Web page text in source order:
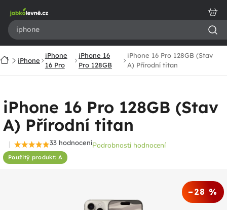
obsah
DomůiPhone
iPhone
16 Pro
iPhone 16
Pro 128GB
iPhone 16 Pro 128GB (Stav
A) Přírodní titan
iPhone 16 Pro 128GB (Stav
A) Přírodní titan
Použitý produkt: A
Průměrné
hodnocení
33 hodnoceníPodrobnosti hodnocení
–28 %